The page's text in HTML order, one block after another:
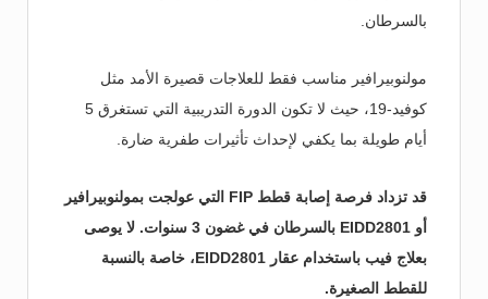
بالسرطان.
مولنوبيرافير مناسب فقط للعلاجات قصيرة الأمد مثل
كوفيد-19، حيث لا تكون الدورة التدريبية التي تستغرق 5
أيام طويلة بما يكفي لإحداث تأثيرات طفرية ضارة.
قد تزداد فرصة إصابة قطط FIP التي عولجت بمولنوبيرافير
أو EIDD2801 بالسرطان في غضون 3 سنوات. لا يوصى
بعلاج فيب باستخدام عقار EIDD2801، خاصة بالنسبة
للقطط الصغيرة.